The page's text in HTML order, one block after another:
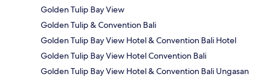
Golden Tulip Bay View
Golden Tulip & Convention Bali
Golden Tulip Bay View Hotel & Convention Bali Hotel
Golden Tulip Bay View Hotel Convention Bali
Golden Tulip Bay View Hotel & Convention Bali Ungasan